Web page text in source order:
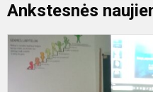
Ankstesnės